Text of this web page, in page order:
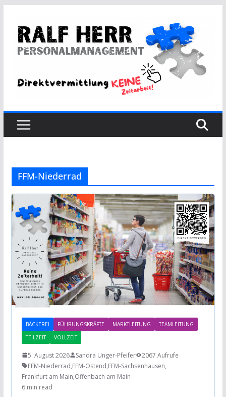
Inhalt
springen
FFM-Niederrad
BÄCKEREI FÜHRUNGSKRÄFTE MARKTLEITUNG
TEAMLEITUNG
TEILZEIT
VOLLZEIT
5. August 2026 Sandra Unger-Pfeifer
2067 Aufrufe
FFM-Niederrad,FFM-Ostend,FFM-Sachsenhausen,
Frankfurt am Main,Offenbach am Main
6 min read